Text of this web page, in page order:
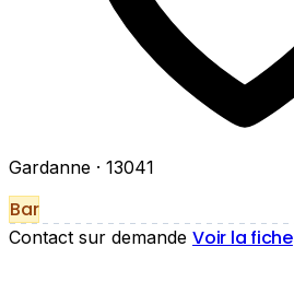
Gardanne · 13041
Bar
Contact sur demande Voir la fiche